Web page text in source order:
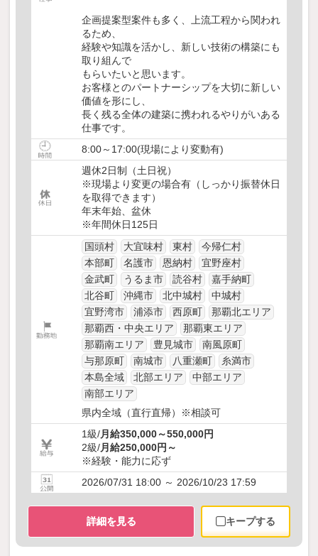
企画提案型案件も多く、上流工程から関われ
るため、
経験や知識を活かし、新しい技術の構築にも
取り組んで
もらいたいと思います。
お客様とのパートナーシップを大切に新しい
価値を形にし、
長く残る全体の建築に携われるやりがいある
仕事です。
8:00～17:00(現場により変動有)
週休2日制（土日祝）
※現場より変更の場合有（しっかり振替休日
を取得できます）
年末年始、盆休
※年間休日125日
国頭村
大宜味村 東村
今帰仁村
本部町
名護市 恩納村
宜野座村
金武町
うるま市 読谷村
嘉手納町
北谷町
沖縄市 北中城村
中城村
宜野湾市
浦添市 西原町
那覇北エリア
那覇西・中央エリア
那覇東エリア
那覇南エリア
豊見城市
南風原町
与那原町
南城市 八重瀬町
糸満市
本島全域
北部エリア
中部エリア
南部エリア
県内全域（直行直帰）※相談可
1級/月給350,000～550,000円
2級/月給250,000円～
※経験・能力に応ず
2026/07/31 18:00 ～ 2026/10/23 17:59
詳細を見る キープする